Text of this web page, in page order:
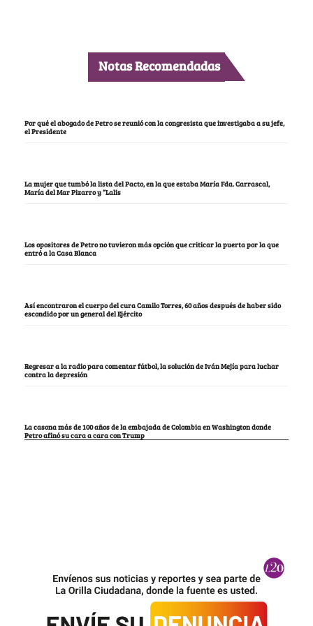
Notas Recomendadas
Por qué el abogado de Petro se reunió con la congresista que investigaba a su jefe,
el Presidente
La mujer que tumbó la lista del Pacto, en la que estaba María Fda. Carrascal,
María del Mar Pizarro y “Lalis
Los opositores de Petro no tuvieron más opción que criticar la puerta por la que
entró a la Casa Blanca
Así encontraron el cuerpo del cura Camilo Torres, 60 años después de haber sido
escondido por un general del Ejército
Regresar a la radio para comentar fútbol, la solución de Iván Mejía para luchar
contra la depresión
La casona más de 100 años de la embajada de Colombia en Washington donde
Petro afinó su cara a cara con Trump